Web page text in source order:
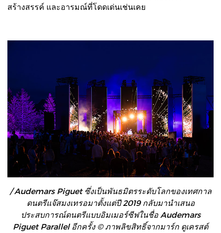
สร้างสรรค์ และอารมณ์ที่โดดเด่นเช่นเคย
/ Audemars Piguet ซึ่งเป็นพันธมิตรระดับโลกของเทศกาล
ดนตรีแจ๊สมงเทรอมาตั้งแต่ปี 2019 กลับมานำเสนอ
ประสบการณ์ดนตรีแบบอิมเมอร์ซีฟในชื่อ Audemars
Piguet Parallel อีกครั้ง © ภาพลิขสิทธิ์จากมาร์ก ดูเครสต์